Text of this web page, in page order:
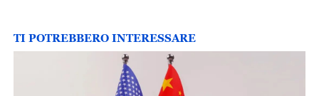
TI POTREBBERO INTERESSARE